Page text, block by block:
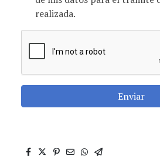
realizada.
Enviar